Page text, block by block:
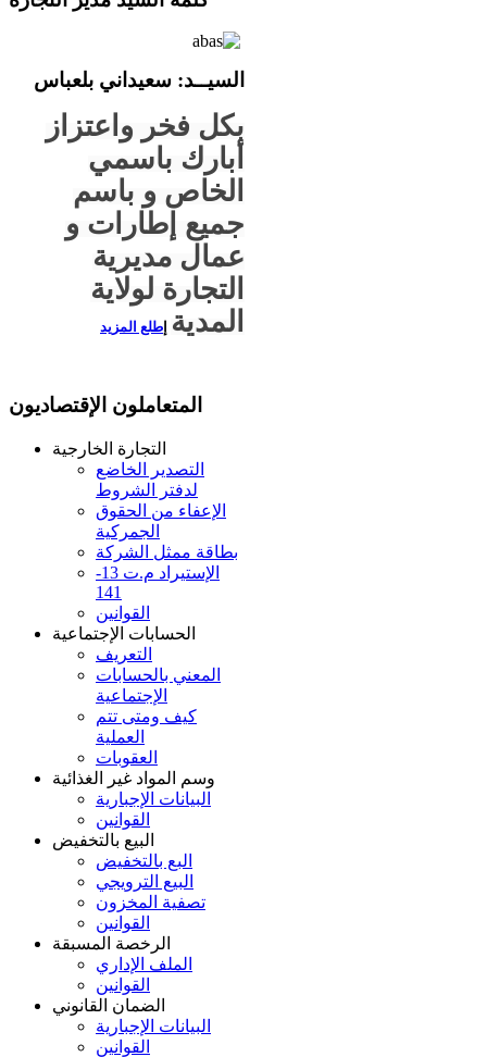
السيــد: سعيداني بلعباس
بكل فخر واعتزاز
أبارك باسمي
الخاص و باسم
جميع إطارات و
عمال مديرية
التجارة لولاية
المدية طلع المزيد
المتعاملون الإقتصاديون
التجارة الخارجية
التصدير الخاضع
لدفتر الشروط
الإعفاء من الحقوق
الجمركية
بطاقة ممثل الشركة
الإستيراد م.ت 13-
141
القوانين
الحسابات الإجتماعية
التعريف
المعني بالحسابات
الإجتماعية
كيف ومتى تتم
العملية
العقوبات
وسم المواد غير الغذائية
البيانات الإجبارية
القوانين
البيع بالتخفيض
البع بالتخفيض
البيع الترويجي
تصفية المخزون
القوانين
الرخصة المسبقة
الملف الإداري
القوانين
الضمان القانوني
البيانات الإجبارية
القوانين